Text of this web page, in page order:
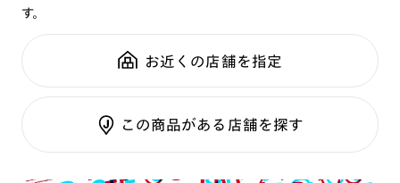
鼻パッド：
テンプル：樹脂
可視光調光SCREEN
調光レンズ
調光UVダブルカット
調光SCREEN
くもり止めレンズ
カラーレンズ：ダークカラー
全国の店舗で無料フィッティング
修理のご相談もいつでもお気軽に
ご利用ガイド
す。
お近くの店舗を指定
この商品がある店舗を探す